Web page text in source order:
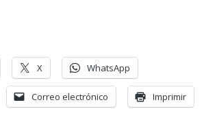
X WhatsApp
Correo electrónico Imprimir